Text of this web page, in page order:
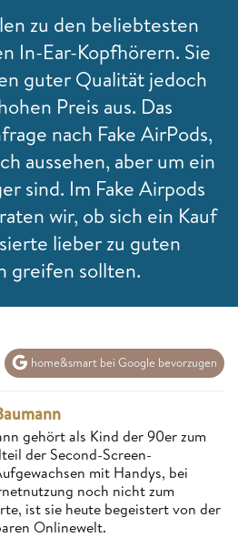
zu den beliebtesten
In-Ear-Kopfhörern. Sie
guter Qualität jedoch
Preis aus. Das
nach Fake AirPods,
aussehen, aber um ein
sind. Im Fake Airpods
wir, ob sich ein Kauf
lieber zu guten
greifen sollten.
home&smart bei Google bevorzugen
gehört als Kind der 90er zum
der Second-Screen-
mit Handys, bei
noch nicht zum
ist sie heute begeistert von der
Onlinewelt.